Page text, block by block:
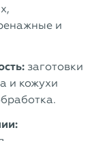
и
заготовки
и кожухи